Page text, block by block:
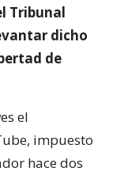
Tribunal
dicho
de
el
impuesto
hace dos